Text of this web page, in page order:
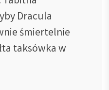
Dracula
śmiertelnie
taksówka w